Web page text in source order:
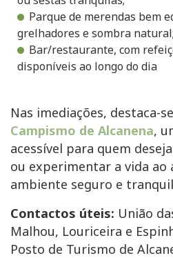
Parque de merendas bem
grelhadores e sombra natural;
Bar/restaurante, com
disponíveis ao longo do dia
Nas imediações, destaca-
Campismo de Alcanena,
acessível para quem
ou experimentar a vida ao
ambiente seguro e
Contactos úteis: União
Malhou, Louriceira e
Posto de Turismo de